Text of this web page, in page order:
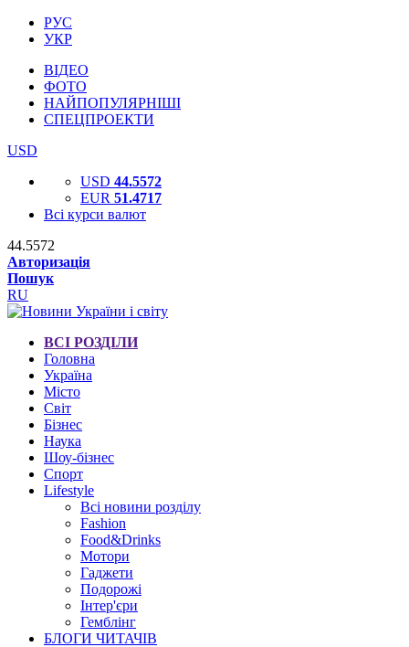
РУС
УКР
ВІДЕО
ФОТО
НАЙПОПУЛЯРНІШІ
СПЕЦПРОЕКТИ
USD
USD 44.5572
EUR 51.4717
Всі курси валют
44.5572
Авторизація
Пошук
RU
ВСІ РОЗДІЛИ
Головна
Україна
Місто
Світ
Бізнес
Наука
Шоу-бізнес
Спорт
Lifestyle
Всі новини розділу
Fashion
Food&Drinks
Мотори
Гаджети
Подорожі
Інтер'єри
Гемблінг
БЛОГИ ЧИТАЧІВ